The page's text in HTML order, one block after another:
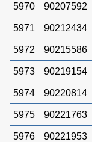
5970 90207592
5971 90212434
5972 90215586
5973 90219154
5974 90220814
5975 90221763
5976 90221953